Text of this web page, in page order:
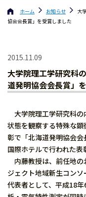
ホーム お知らせ
大
協会会長賞」を受賞しました
2015.11.09
大学院理工学研究科
道発明協会会長賞」
大学院理工学研究科の
状態を観察する特殊な
彰で「北海道発明協会
国際ホテルで行われた表
内藤教授は、前任地の
ジェクト地域新生コン
代表者として、平成18